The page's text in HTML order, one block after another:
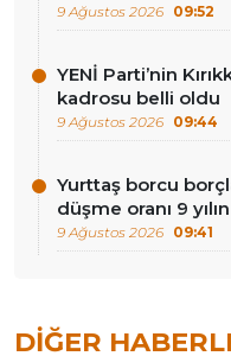
9 Ağustos 2026 09:52
YENİ Parti’nin
kadrosu belli oldu
9 Ağustos 2026 09:44
Yurttaş borcu
düşme oranı 9
9 Ağustos 2026 09:41
DIĞER